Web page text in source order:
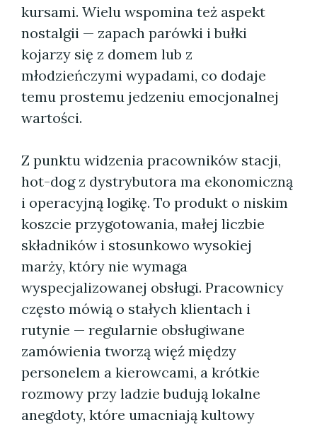
kursami. Wielu wspomina też aspekt
nostalgii — zapach parówki i bułki
kojarzy się z domem lub z
młodzieńczymi wypadami, co dodaje
temu prostemu jedzeniu emocjonalnej
wartości.
Z punktu widzenia pracowników stacji,
hot-dog z dystrybutora ma ekonomiczną
i operacyjną logikę. To produkt o niskim
koszcie przygotowania, małej liczbie
składników i stosunkowo wysokiej
marży, który nie wymaga
wyspecjalizowanej obsługi. Pracownicy
często mówią o stałych klientach i
rutynie — regularnie obsługiwane
zamówienia tworzą więź między
personelem a kierowcami, a krótkie
rozmowy przy ladzie budują lokalne
anegdoty, które umacniają kultowy